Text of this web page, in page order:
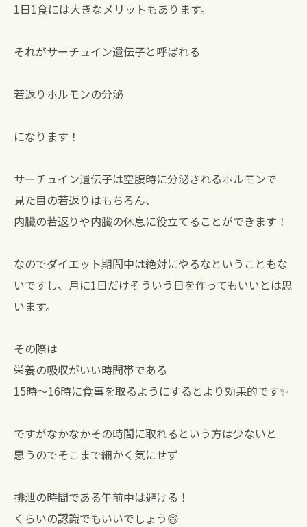
1日1食には大きなメリットもあります。
それがサーチュイン遺伝子と呼ばれる
若返りホルモンの分泌
になります！
サーチュイン遺伝子は空腹時に分泌されるホルモンで
見た目の若返りはもちろん、
内臓の若返りや内臓の休息に役立てることができます！
なのでダイエット期間中は絶対にやるなということもな
いですし、月に1日だけそういう日を作ってもいいとは思
います。
その際は
栄養の吸収がいい時間帯である
15時〜16時に食事を取るようにするとより効果的です✨
ですがなかなかその時間に取れるという方は少ないと
思うのでそこまで細かく気にせず
排泄の時間である午前中は避ける！
くらいの認識でもいいでしょう😄